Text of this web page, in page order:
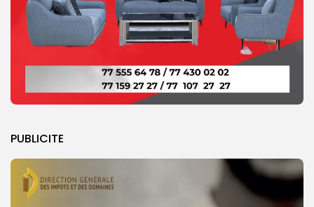
PUBLICITE